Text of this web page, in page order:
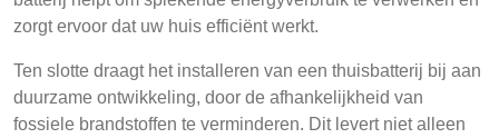
zorgt ervoor dat uw huis efficiënt werkt.
Ten slotte draagt het installeren van een thuisbatterij bij aan
duurzame ontwikkeling, door de afhankelijkheid van
fossiele brandstoffen te verminderen. Dit levert niet alleen